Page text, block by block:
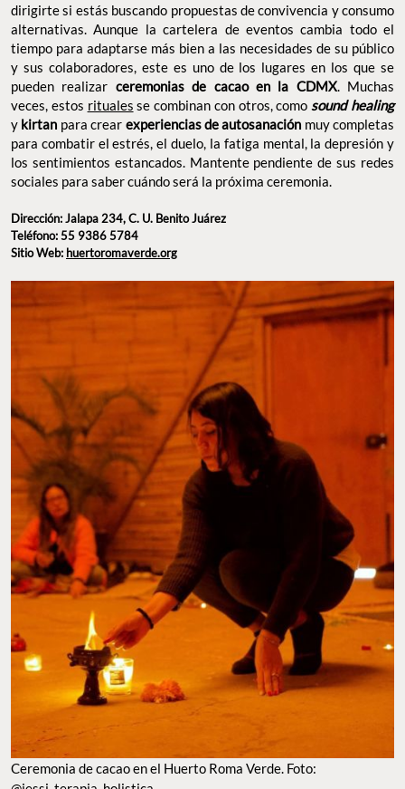
dirigirte si estás buscando propuestas de convivencia y consumo
alternativas. Aunque la cartelera de eventos cambia todo el
tiempo para adaptarse más bien a las necesidades de su público
y sus colaboradores, este es uno de los lugares en los que se
pueden realizar ceremonias de cacao en la CDMX. Muchas
veces, estos rituales se combinan con otros, como sound healing
y kirtan para crear experiencias de autosanación muy completas
para combatir el estrés, el duelo, la fatiga mental, la depresión y
los sentimientos estancados. Mantente pendiente de sus redes
sociales para saber cuándo será la próxima ceremonia.
Dirección: Jalapa 234, C. U. Benito Juárez
Teléfono: 55 9386 5784
Sitio Web: huertoromaverde.org
Ceremonia de cacao en el Huerto Roma Verde. Foto: